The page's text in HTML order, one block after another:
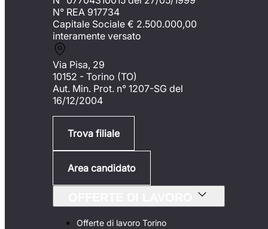
N° REA 917734
Capitale Sociale € 2.500.000,00
interamente versato
Via Pisa, 29
10152 - Torino (TO)
Aut. Min. Prot. n° 1207-SG del
16/12/2004
Trova filiale
Area candidato
Offerte di lavoro Torino